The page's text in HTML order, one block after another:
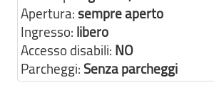
Apertura:sempre aperto
Ingresso: libero
Accesso disabili: NO
Parcheggi: Senza parcheggi